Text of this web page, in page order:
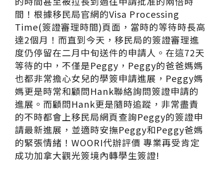
間！根據移民局官網的Visa Processing
Time(簽證審理時間)頁面，當時的等待時長高
達2個月！而直到今天，移民局的簽證審理進
度仍停留在二月中旬送件的申請人。在這72天
等待的中，不僅是Peggy，Peggy的爸爸媽媽
也都非常擔心女兒的學簽申請進展，Peggy媽
媽更是時常和顧問Hank聯絡詢問簽證申請的
進展。而顧問Hank更是隨時追蹤，非常盡責
的不時都會上移民局網頁查詢Peggy的簽證申
請最新進展，並適時安撫Peggy和Peggy爸媽
的緊張情緒！WOORI代辦評價 專業再受肯定
成功加拿大觀光簽境內轉學生簽證!